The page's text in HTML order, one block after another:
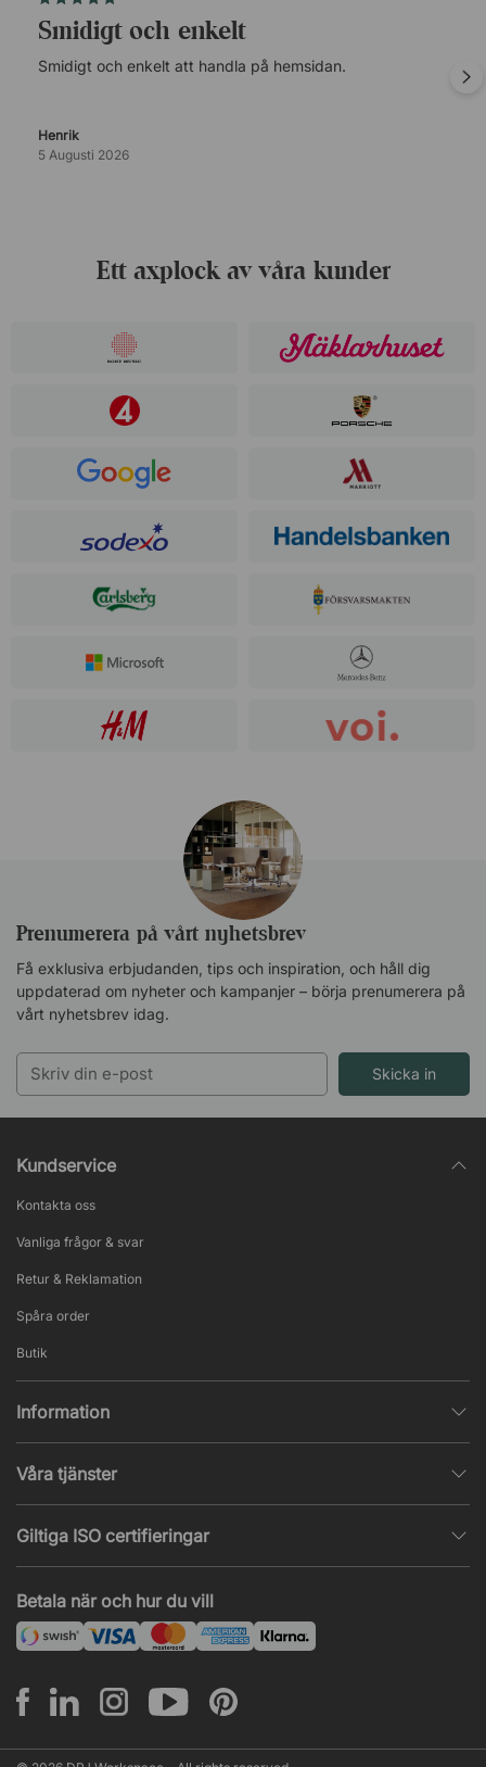
Smidigt och enkelt
Smidigt och enkelt att handla på hemsidan.
Henrik
5 Augusti 2026
Ett axplock av våra kunder
Prenumerera på vårt nyhetsbrev
Få exklusiva erbjudanden, tips och inspiration, och håll dig
uppdaterad om nyheter och kampanjer – börja prenumerera på
vårt nyhetsbrev idag.
Skicka in
Kundservice
Kontakta oss
Vanliga frågor & svar
Retur & Reklamation
Spåra order
Butik
Information
Försäljningsvillkor
Populära sidor
Nyheter & artiklar
Våra tjänster
Tysta rum & telefonbås
Projekt & offert
Montering
Betala när och hur du vill
Giltiga ISO certifieringar
ISO 14001– Miljöledning
ISO 45001– Arbetsmiljöledning